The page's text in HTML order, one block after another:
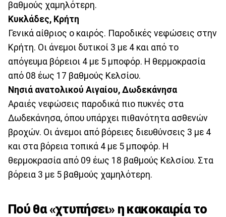
βαθμούς χαμηλότερη.
Κυκλάδες, Κρήτη
Γενικά αίθριος ο καιρός. Παροδικές νεφώσεις στην
Κρήτη. Οι άνεμοι δυτικοί 3 με 4 και από το
απόγευμα βόρειοι 4 με 5 μποφόρ. Η θερμοκρασία
από 08 έως 17 βαθμούς Κελσίου.
Νησιά ανατολικού Αιγαίου, Δωδεκάνησα
Αραιές νεφώσεις παροδικά πιο πυκνές στα
Δωδεκάνησα, όπου υπάρχει πιθανότητα ασθενών
βροχών. Οι άνεμοι από βόρειες διευθύνσεις 3 με 4
και στα βόρεια τοπικά 4 με 5 μποφόρ. Η
θερμοκρασία από 09 έως 18 βαθμούς Κελσίου. Στα
βόρεια 3 με 5 βαθμούς χαμηλότερη.
Πού θα «χτυπήσει» η κακοκαιρία το